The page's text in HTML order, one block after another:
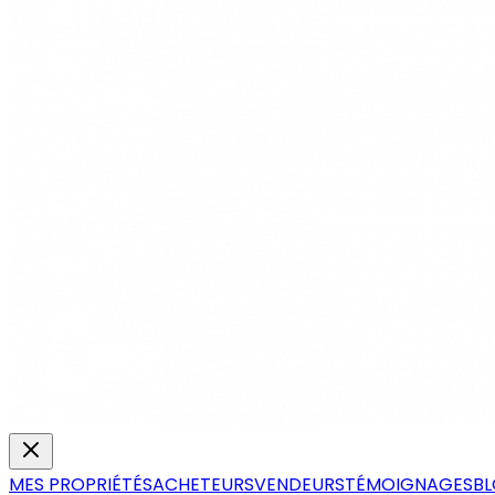
MES PROPRIÉTÉSACHETEURSVENDEURSTÉMOIGNAGES